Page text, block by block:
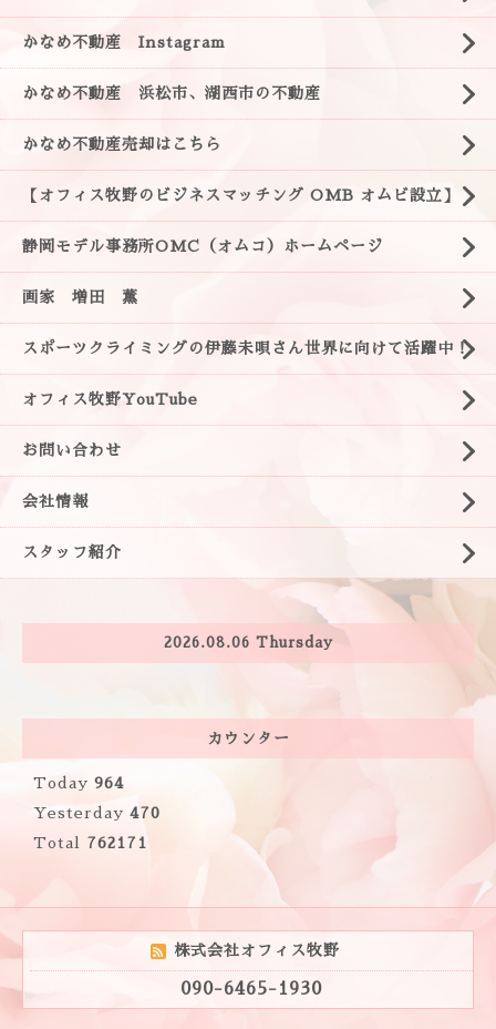
かなめ不動産 Instagram
かなめ不動産 浜松市、湖西市の不動産
かなめ不動産売却はこちら
【オフィス牧野のビジネスマッチング OMB オムビ設立】
静岡モデル事務所OMC（オムコ）ホームページ
画家 増田 薫
スポーツクライミングの伊藤未唄さん世界に向けて活躍中！
オフィス牧野YouTube
お問い合わせ
会社情報
スタッフ紹介
2026.08.06 Thursday
カウンター
Today 964
Yesterday 470
Total 762171
株式会社オフィス牧野
090-6465-1930